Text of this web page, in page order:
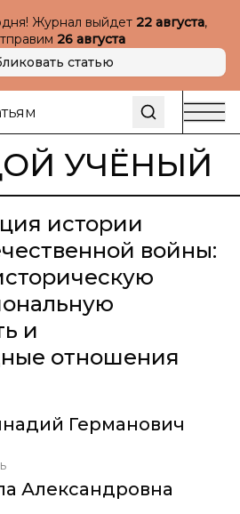
Журнал выйдет 22 августа,
26 августа
статью
УЧЁНЫЙ
истории
войны:
и
отношения
Германович
Александровна